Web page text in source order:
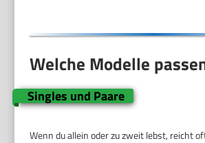
Welche Modelle
Singles und Paare
Wenn du allein oder zu zweit lebst, reicht